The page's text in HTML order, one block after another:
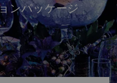
ンパッケージ